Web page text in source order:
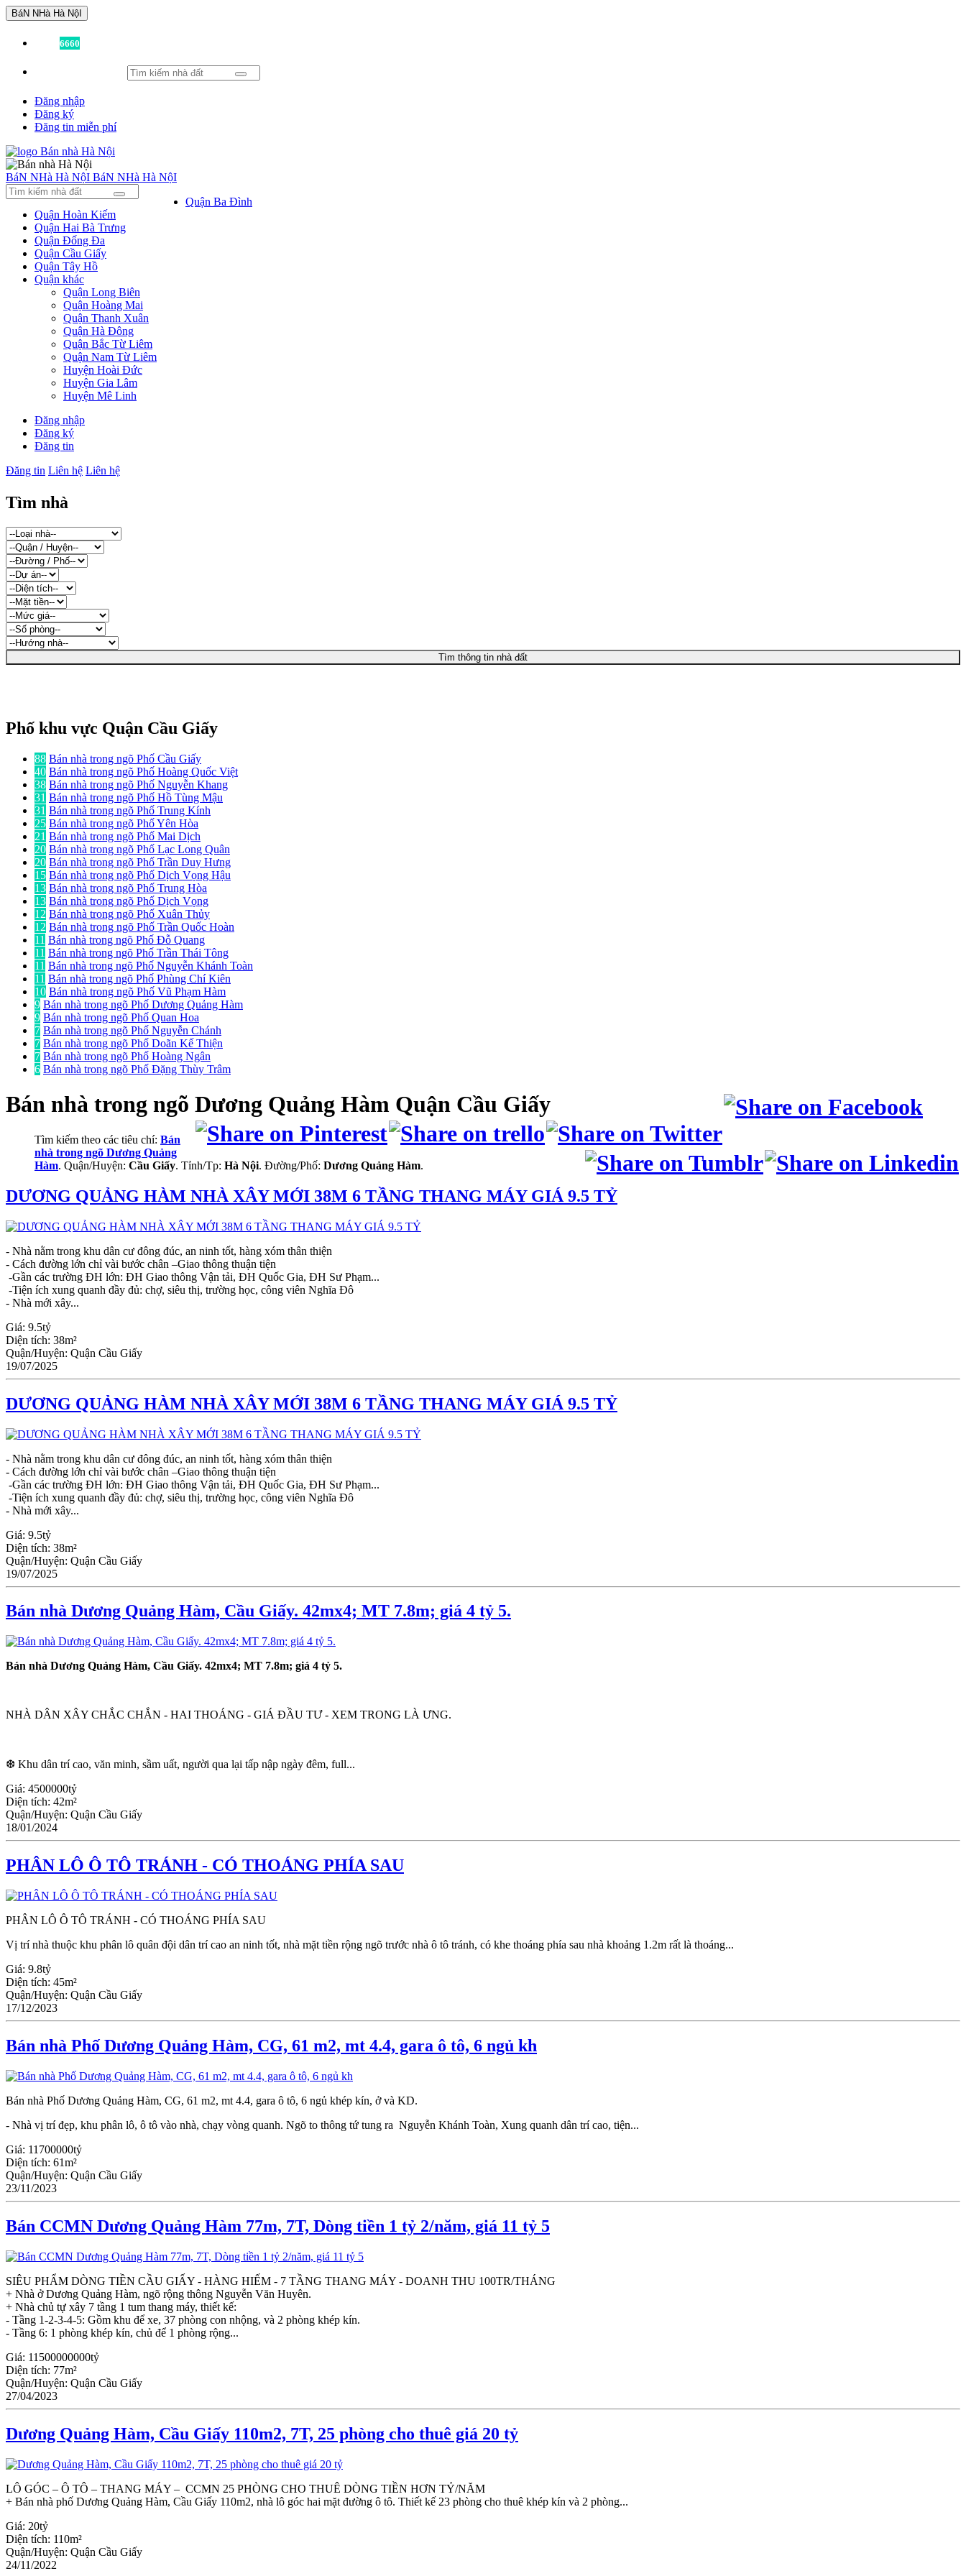
BáN NHà Hà NộI
6660
Đăng nhập
Đăng ký
Đăng tin miễn phí
BáN NHà Hà NộI BáN NHà Hà NộI
Quận Ba Đình
Quận Hoàn Kiếm
Quận Hai Bà Trưng
Quận Đống Đa
Quận Cầu Giấy
Quận Tây Hồ
Quận khác
Quận Long Biên
Quận Hoàng Mai
Quận Thanh Xuân
Quận Hà Đông
Quận Bắc Từ Liêm
Quận Nam Từ Liêm
Huyện Hoài Đức
Huyện Gia Lâm
Huyện Mê Linh
Đăng nhập
Đăng ký
Đăng tin
Đăng tin Liên hệ Liên hệ
Tìm nhà
Tìm thông tin nhà đất
Phố khu vực Quận Cầu Giấy
88 Bán nhà trong ngõ Phố Cầu Giấy
40 Bán nhà trong ngõ Phố Hoàng Quốc Việt
38 Bán nhà trong ngõ Phố Nguyễn Khang
31 Bán nhà trong ngõ Phố Hồ Tùng Mậu
31 Bán nhà trong ngõ Phố Trung Kính
25 Bán nhà trong ngõ Phố Yên Hòa
21 Bán nhà trong ngõ Phố Mai Dịch
20 Bán nhà trong ngõ Phố Lạc Long Quân
20 Bán nhà trong ngõ Phố Trần Duy Hưng
15 Bán nhà trong ngõ Phố Dịch Vọng Hậu
13 Bán nhà trong ngõ Phố Trung Hòa
13 Bán nhà trong ngõ Phố Dịch Vọng
12 Bán nhà trong ngõ Phố Xuân Thủy
12 Bán nhà trong ngõ Phố Trần Quốc Hoàn
11 Bán nhà trong ngõ Phố Đỗ Quang
11 Bán nhà trong ngõ Phố Trần Thái Tông
11 Bán nhà trong ngõ Phố Nguyễn Khánh Toàn
11 Bán nhà trong ngõ Phố Phùng Chí Kiên
10 Bán nhà trong ngõ Phố Vũ Phạm Hàm
9 Bán nhà trong ngõ Phố Dương Quảng Hàm
9 Bán nhà trong ngõ Phố Quan Hoa
7 Bán nhà trong ngõ Phố Nguyễn Chánh
7 Bán nhà trong ngõ Phố Doãn Kế Thiện
7 Bán nhà trong ngõ Phố Hoàng Ngân
6 Bán nhà trong ngõ Phố Đặng Thùy Trâm
Bán nhà trong ngõ Dương Quảng Hàm Quận Cầu Giấy
Tìm kiếm theo các tiêu chí: Bán
nhà trong ngõ Dương Quảng
Hàm. Quận/Huyện: Cầu Giấy. Tỉnh/Tp: Hà Nội. Đường/Phố: Dương Quảng Hàm.
DƯƠNG QUẢNG HÀM NHÀ XÂY MỚI 38M 6 TẦNG THANG MÁY GIÁ 9.5 TỶ
- Nhà nằm trong khu dân cư đông đúc, an ninh tốt, hàng xóm thân thiện
- Cách đường lớn chỉ vài bước chân –Giao thông thuận tiện
-Gần các trường ĐH lớn: ĐH Giao thông Vận tải, ĐH Quốc Gia, ĐH Sư Phạm...
-Tiện ích xung quanh đầy đủ: chợ, siêu thị, trường học, công viên Nghĩa Đô
- Nhà mới xây...
Giá: 9.5tỷ
Diện tích: 38m²
Quận/Huyện: Quận Cầu Giấy
19/07/2025
DƯƠNG QUẢNG HÀM NHÀ XÂY MỚI 38M 6 TẦNG THANG MÁY GIÁ 9.5 TỶ
- Nhà nằm trong khu dân cư đông đúc, an ninh tốt, hàng xóm thân thiện
- Cách đường lớn chỉ vài bước chân –Giao thông thuận tiện
-Gần các trường ĐH lớn: ĐH Giao thông Vận tải, ĐH Quốc Gia, ĐH Sư Phạm...
-Tiện ích xung quanh đầy đủ: chợ, siêu thị, trường học, công viên Nghĩa Đô
- Nhà mới xây...
Giá: 9.5tỷ
Diện tích: 38m²
Quận/Huyện: Quận Cầu Giấy
19/07/2025
Bán nhà Dương Quảng Hàm, Cầu Giấy. 42mx4; MT 7.8m; giá 4 tỷ 5.
Bán nhà Dương Quảng Hàm, Cầu Giấy. 42mx4; MT 7.8m; giá 4 tỷ 5.
NHÀ DÂN XÂY CHẮC CHẮN - HAI THOÁNG - GIÁ ĐẦU TƯ - XEM TRONG LÀ ƯNG.
❆ Khu dân trí cao, văn minh, sầm uất, người qua lại tấp nập ngày đêm, full...
Giá: 4500000tỷ
Diện tích: 42m²
Quận/Huyện: Quận Cầu Giấy
18/01/2024
PHÂN LÔ Ô TÔ TRÁNH - CÓ THOÁNG PHÍA SAU
PHÂN LÔ Ô TÔ TRÁNH - CÓ THOÁNG PHÍA SAU
Vị trí nhà thuộc khu phân lô quân đội dân trí cao an ninh tốt, nhà mặt tiền rộng ngõ trước nhà ô tô tránh, có khe thoáng phía sau nhà khoảng 1.2m rất là thoáng...
Giá: 9.8tỷ
Diện tích: 45m²
Quận/Huyện: Quận Cầu Giấy
17/12/2023
Bán nhà Phố Dương Quảng Hàm, CG, 61 m2, mt 4.4, gara ô tô, 6 ngủ kh
Bán nhà Phố Dương Quảng Hàm, CG, 61 m2, mt 4.4, gara ô tô, 6 ngủ khép kín, ở và KD.
- Nhà vị trí đẹp, khu phân lô, ô tô vào nhà, chạy vòng quanh. Ngõ to thông tứ tung ra Nguyễn Khánh Toàn, Xung quanh dân trí cao, tiện...
Giá: 11700000tỷ
Diện tích: 61m²
Quận/Huyện: Quận Cầu Giấy
23/11/2023
Bán CCMN Dương Quảng Hàm 77m, 7T, Dòng tiền 1 tỷ 2/năm, giá 11 tỷ 5
SIÊU PHẨM DÒNG TIỀN CẦU GIẤY - HÀNG HIẾM - 7 TẦNG THANG MÁY - DOANH THU 100TR/THÁNG
+ Nhà ở Dương Quảng Hàm, ngõ rộng thông Nguyễn Văn Huyên.
+ Nhà chủ tự xây 7 tầng 1 tum thang máy, thiết kế:
- Tầng 1-2-3-4-5: Gồm khu để xe, 37 phòng con nhộng, và 2 phòng khép kín.
- Tầng 6: 1 phòng khép kín, chủ để 1 phòng rộng...
Giá: 11500000000tỷ
Diện tích: 77m²
Quận/Huyện: Quận Cầu Giấy
27/04/2023
Dương Quảng Hàm, Cầu Giấy 110m2, 7T, 25 phòng cho thuê giá 20 tỷ
LÔ GÓC – Ô TÔ – THANG MÁY – CCMN 25 PHÒNG CHO THUÊ DÒNG TIỀN HƠN TỶ/NĂM
+ Bán nhà phố Dương Quảng Hàm, Cầu Giấy 110m2, nhà lô góc hai mặt đường ô tô. Thiết kế 23 phòng cho thuê khép kín và 2 phòng...
Giá: 20tỷ
Diện tích: 110m²
Quận/Huyện: Quận Cầu Giấy
24/11/2022